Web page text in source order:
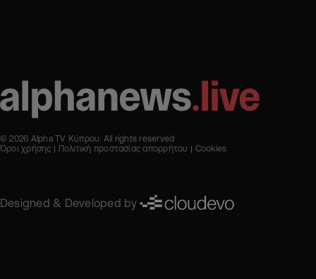
© 2026 Alpha TV Κύπρου. All rights reserved
Όροι χρήσης
Πολιτική προστασίας απορρήτου Cookies
Designed & Developed by